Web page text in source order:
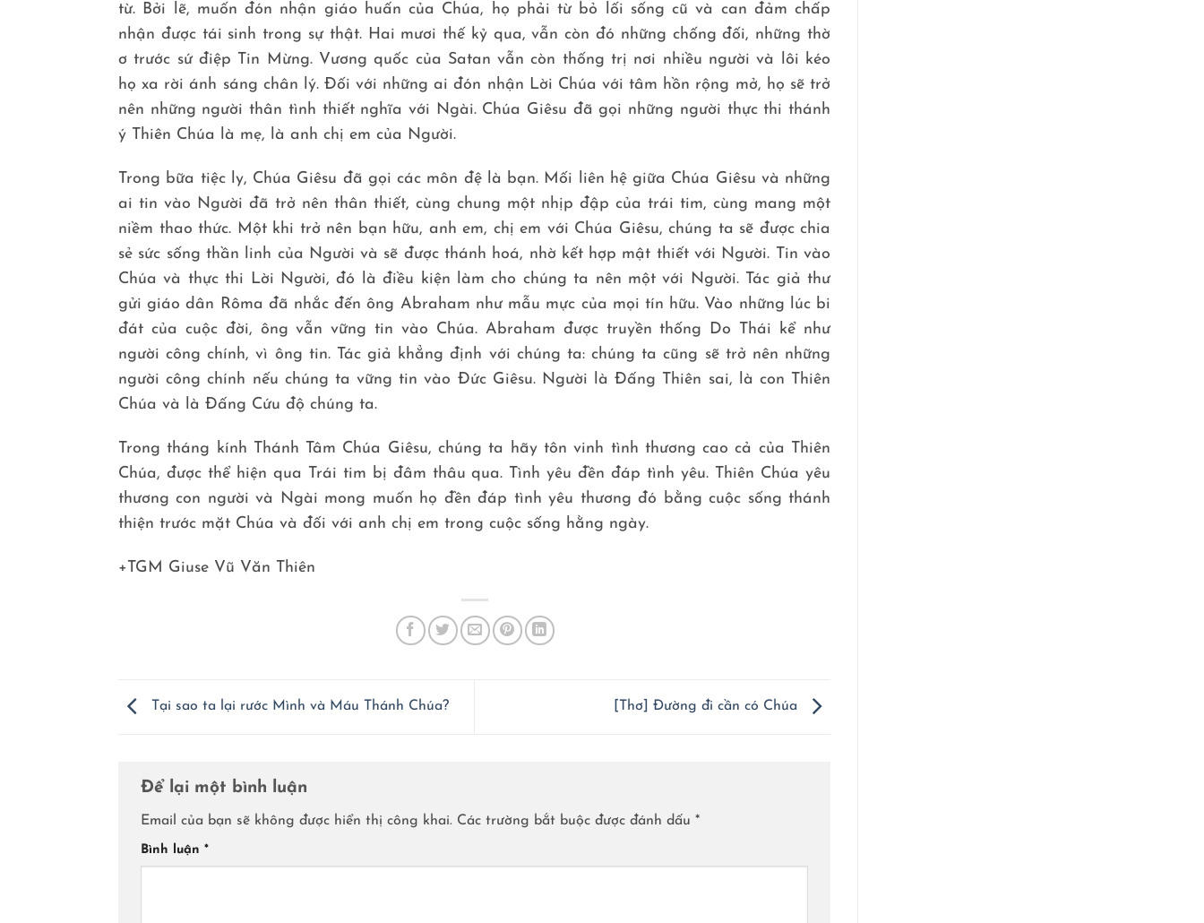
từ. Bởi lẽ, muốn đón nhận giáo huấn của Chúa, họ phải từ bỏ lối sống cũ và can đảm chấp
nhận được tái sinh trong sự thật. Hai mươi thế kỷ qua, vẫn còn đó những chống đối, những thờ
ơ trước sứ điệp Tin Mừng. Vương quốc của Satan vẫn còn thống trị nơi nhiều người và lôi kéo
họ xa rời ánh sáng chân lý. Đối với những ai đón nhận Lời Chúa với tâm hồn rộng mở, họ sẽ trở
nên những người thân tình thiết nghĩa với Ngài. Chúa Giêsu đã gọi những người thực thi thánh
ý Thiên Chúa là mẹ, là anh chị em của Người.
Trong bữa tiệc ly, Chúa Giêsu đã gọi các môn đệ là bạn. Mối liên hệ giữa Chúa Giêsu và những
ai tin vào Người đã trở nên thân thiết, cùng chung một nhịp đập của trái tim, cùng mang một
niềm thao thức. Một khi trở nên bạn hữu, anh em, chị em với Chúa Giêsu, chúng ta sẽ được chia
sẻ sức sống thần linh của Người và sẽ được thánh hoá, nhờ kết hợp mật thiết với Người. Tin vào
Chúa và thực thi Lời Người, đó là điều kiện làm cho chúng ta nên một với Người. Tác giả thư
gửi giáo dân Rôma đã nhắc đến ông Abraham như mẫu mực của mọi tín hữu. Vào những lúc bi
đát của cuộc đời, ông vẫn vững tin vào Chúa. Abraham được truyền thống Do Thái kể như
người công chính, vì ông tin. Tác giả khẳng định với chúng ta: chúng ta cũng sẽ trở nên những
người công chính nếu chúng ta vững tin vào Đức Giêsu. Người là Đấng Thiên sai, là con Thiên
Chúa và là Đấng Cứu độ chúng ta.
Trong tháng kính Thánh Tâm Chúa Giêsu, chúng ta hãy tôn vinh tình thương cao cả của Thiên
Chúa, được thể hiện qua Trái tim bị đâm thâu qua. Tình yêu đền đáp tình yêu. Thiên Chúa yêu
thương con người và Ngài mong muốn họ đền đáp tình yêu thương đó bằng cuộc sống thánh
thiện trước mặt Chúa và đối với anh chị em trong cuộc sống hằng ngày.
+TGM Giuse Vũ Văn Thiên
Tại sao ta lại rước Mình và Máu Thánh Chúa? [Thơ] Đường đi cần có Chúa
Để lại một bình luận
Email của bạn sẽ không được hiển thị công khai. Các trường bắt buộc được đánh dấu *
Bình luận *